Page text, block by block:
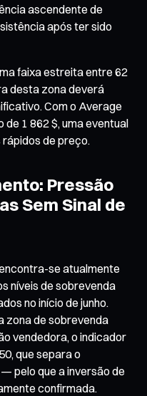
ascendente de
após ter sido
faixa estreita entre 62
desta zona deverá
Com o Average
de 1 862 $, uma eventual
de preço.
Pressão
Sem Sinal de
se atualmente
níveis de sobrevenda
no início de junho.
zona de sobrevenda
vendedora, o indicador
que separa o
pelo que a inversão de
confirmada.